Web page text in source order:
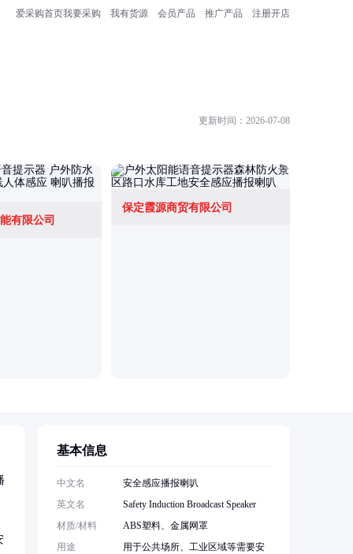
爱采购首页我要采购 我有货源 会员产品 推广产品 注册开店
更新时间：2026-07-08
有限公司
保定霞源商贸有限公司
基本信息
中文名
安全感应播报喇叭
英文名
Safety Induction Broadcast Speaker
材质/材料
ABS塑料、金属网罩
用途
用于公共场所、工业区域等需要安